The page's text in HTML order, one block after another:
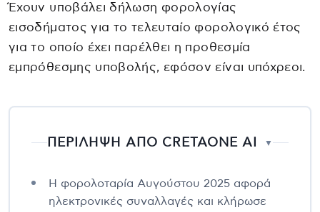
Έχουν υποβάλει δήλωση φορολογίας
εισοδήματος για το τελευταίο φορολογικό έτος
για το οποίο έχει παρέλθει η προθεσμία
εμπρόθεσμης υποβολής, εφόσον είναι υπόχρεοι.
ΠΕΡΙΛΗΨΗ ΑΠΟ CRETAONE AI ▼
Η φορολοταρία Αυγούστου 2025 αφορά
ηλεκτρονικές συναλλαγές και κλήρωσε